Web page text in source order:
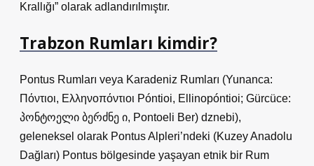
Krallığı” olarak adlandırılmıştır.
Trabzon Rumları kimdir?
Pontus Rumları veya Karadeniz Rumları (Yunanca:
Πόντιοι, Ελληνοπόντιοι Póntioi, Ellinopóntioi; Gürcüce:
პონტოელი ბერძნე ი, Pontoeli Ber) dznebi),
geleneksel olarak Pontus Alpleri’ndeki (Kuzey Anadolu
Dağları) Pontus bölgesinde yaşayan etnik bir Rum